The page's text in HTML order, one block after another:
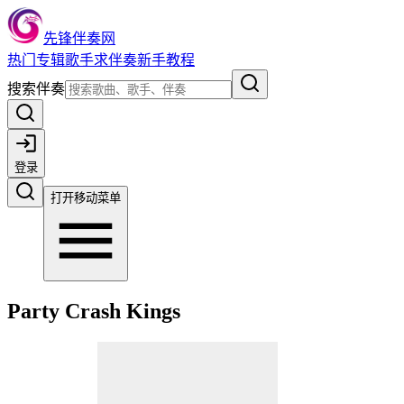
先锋伴奏网
热门 专辑歌手求伴奏新手教程
搜索伴奏
登录
打开移动菜单
Party Crash Kings